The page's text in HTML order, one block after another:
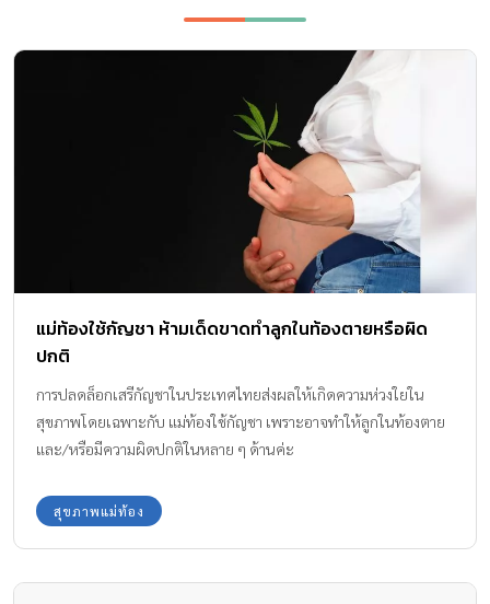
แม่ท้องใช้กัญชา ห้ามเด็ดขาดทำลูกในท้องตายหรือผิด
ปกติ
การปลดล็อกเสรีกัญชาในประเทศไทยส่งผลให้เกิดความห่วงใยใน
สุขภาพโดยเฉพาะกับ แม่ท้องใช้กัญชา เพราะอาจทำให้ลูกในท้องตาย
และ/หรือมีความผิดปกติในหลาย ๆ ด้านค่ะ
สุขภาพแม่ท้อง